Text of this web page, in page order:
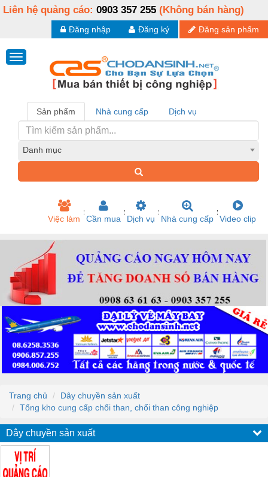
Liên hệ quảng cáo: 0903 357 255 (Không bán hàng)
Đăng sản phẩm
Đăng ký
Đăng nhập
Sản phẩm Nhà cung cấp Dịch vụ
Danh mục
Việc làm Cần mua Dịch vụ Nhà cung cấp Video clip
Trang chủ
Dây chuyền sản xuất
Tổng kho cung cấp chổi than, chổi than công nghiệp
Dây chuyền sản xuất